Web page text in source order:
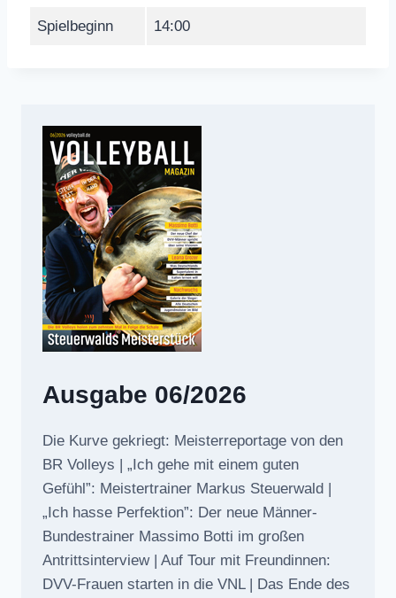
Spielbeginn 14:00
Ausgabe 06/2026
Die Kurve gekriegt: Meisterreportage von den
BR Volleys | „Ich gehe mit einem guten
Gefühl”: Meistertrainer Markus Steuerwald |
„Ich hasse Perfektion”: Der neue Männer-
Bundestrainer Massimo Botti im großen
Antrittsinterview | Auf Tour mit Freundinnen:
DVV-Frauen starten in die VNL | Das Ende des